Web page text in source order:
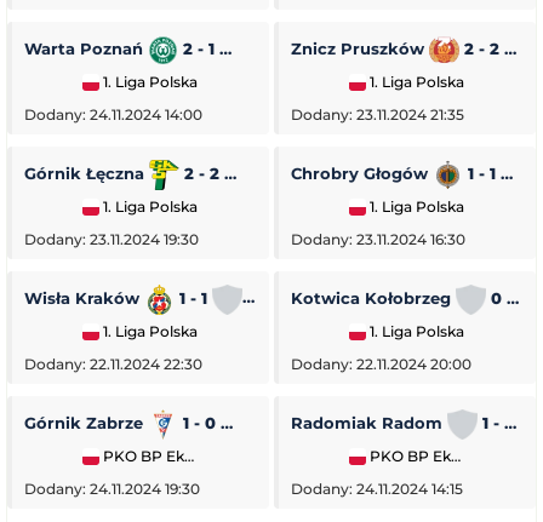
Warta Poznań 2 - 1 Pogoń Siedlce
1. Liga Polska
Dodany: 24.11.2024 14:00
Znicz Pruszków 2 - 2
1. Liga Polska
Dodany: 23.11.2024 21:35
Górnik Łęczna 2 - 2 GKS Tychy
1. Liga Polska
Dodany: 23.11.2024 19:30
Chrobry Głogów 1 - 1
1. Liga Polska
Dodany: 23.11.2024 16:30
Wisła Kraków 1 - 1 Stal Rzeszów
1. Liga Polska
Dodany: 22.11.2024 22:30
Kotwica Kołobrzeg 0 - 5
1. Liga Polska
Dodany: 22.11.2024 20:00
Górnik Zabrze 1 - 0 Piast Gliwice
PKO BP Ekstraklasa
Dodany: 24.11.2024 19:30
Radomiak Radom 1 - 2
PKO BP Ekstraklasa
Dodany: 24.11.2024 14:15